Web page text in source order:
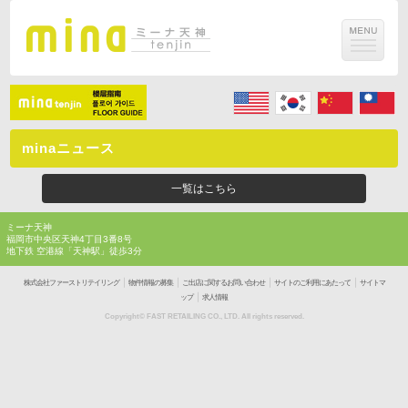
minaニュース
一覧はこちら
ミーナ天神
福岡市中央区天神4丁目3番8号
地下鉄 空港線「天神駅」徒歩3分
株式会社ファーストリテイリング｜ 物件情報の募集｜ ご出店に関するお問い合わせ｜ サイトのご利用にあたって｜
サイトマ
ップ｜ 求人情報
Copyright© FAST RETAILING CO., LTD. All rights reserved.